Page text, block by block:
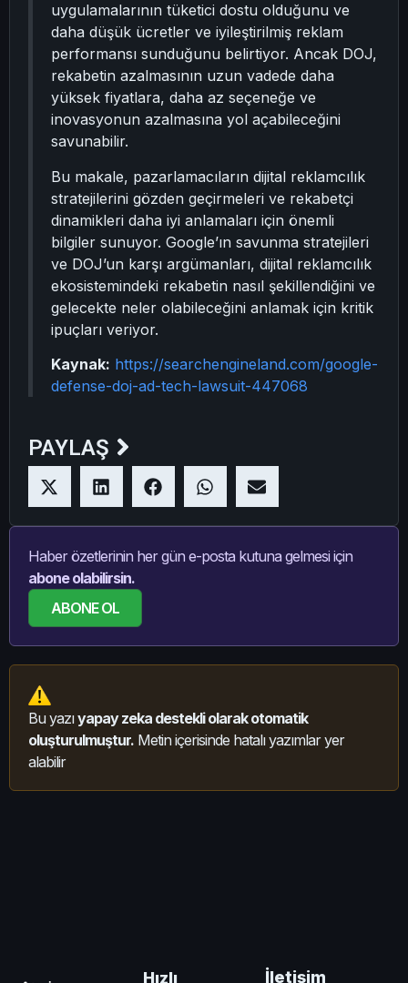
uygulamalarının tüketici dostu olduğunu ve
daha düşük ücretler ve iyileştirilmiş reklam
performansı sunduğunu belirtiyor. Ancak DOJ,
rekabetin azalmasının uzun vadede daha
yüksek fiyatlara, daha az seçeneğe ve
inovasyonun azalmasına yol açabileceğini
savunabilir.
Bu makale, pazarlamacıların dijital reklamcılık
stratejilerini gözden geçirmeleri ve rekabetçi
dinamikleri daha iyi anlamaları için önemli
bilgiler sunuyor. Google’ın savunma stratejileri
ve DOJ’un karşı argümanları, dijital reklamcılık
ekosistemindeki rekabetin nasıl şekillendiğini ve
gelecekte neler olabileceğini anlamak için kritik
ipuçları veriyor.
Kaynak: https://searchengineland.com/google-
defense-doj-ad-tech-lawsuit-447068
PAYLAŞ
Haber özetlerinin her gün e-posta kutuna gelmesi için
abone olabilirsin.
ABONE OL
Bu yazıyapay zeka destekli olarak otomatik
oluşturulmuştur. Metin içerisinde hatalı yazımlar yer
alabilir
Hızlı İletişim